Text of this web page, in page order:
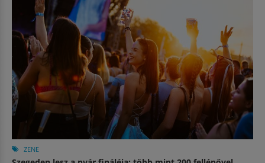
ZENE